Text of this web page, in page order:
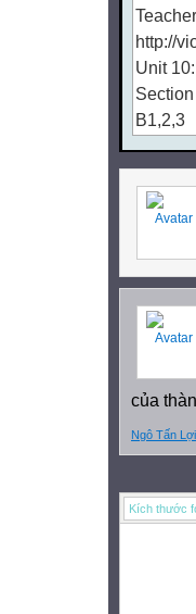
http://
Unit
B1,2,3
PLAY
f/e/l/e
n/u/g/h/
h/i/s/t/r/t/y
n/o/d/
n o o d
t h i r s
h u n g r
B1.
apple
orange
táo
banana
của
Ngô Tấn Lợi
Kích thước